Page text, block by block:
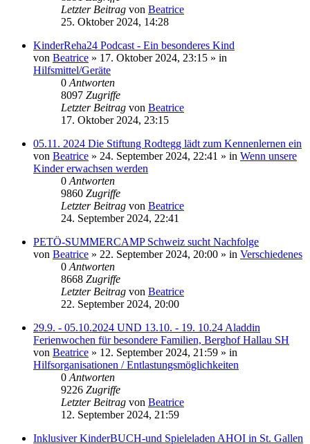
Letzter Beitrag von Beatrice
25. Oktober 2024, 14:28
KinderReha24 Podcast - Ein besonderes Kind
von Beatrice » 17. Oktober 2024, 23:15 » in
Hilfsmittel/Geräte
0 Antworten
8097 Zugriffe
Letzter Beitrag von Beatrice
17. Oktober 2024, 23:15
05.11. 2024 Die Stiftung Rodtegg lädt zum Kennenlernen ein
von Beatrice » 24. September 2024, 22:41 » in Wenn unsere
Kinder erwachsen werden
0 Antworten
9860 Zugriffe
Letzter Beitrag von Beatrice
24. September 2024, 22:41
PETÖ-SUMMERCAMP Schweiz sucht Nachfolge
von Beatrice » 22. September 2024, 20:00 » in Verschiedenes
0 Antworten
8668 Zugriffe
Letzter Beitrag von Beatrice
22. September 2024, 20:00
29.9. - 05.10.2024 UND 13.10. - 19. 10.24 Aladdin
Ferienwochen für besondere Familien, Berghof Hallau SH
von Beatrice » 12. September 2024, 21:59 » in
Hilfsorganisationen / Entlastungsmöglichkeiten
0 Antworten
9226 Zugriffe
Letzter Beitrag von Beatrice
12. September 2024, 21:59
Inklusiver KinderBUCH-und Spieleladen AHOI in St. Gallen